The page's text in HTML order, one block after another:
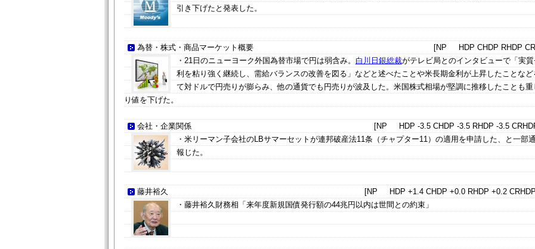
引き下げたと発表した。
為替・株式・商品マーケット概要
[NP HDP CHDP RHDP
・21日のニューヨーク外国為替市場で円は弱含み。 白川日銀総裁がテレビ局とのインタビューで「実
利を粘り強く継続し、需給バランスの改善を図る」などと述べたことや米長期金利が上昇したことなど
て対ドルで円売りが膨らみ、他の通貨でも円売りが波及した。米国株式相場が堅調に推移したことも重
り値を下げた。
会社・企業関係
[NP HDP -3.5 CHDP -3.5 RHDP -3.5
・米リーマン子会社のLBサマーセットが連邦破産法11条（チャプター11）の適用を申請した、と一部
報じた。
藤井裕久
[NP HDP +1.4 CHDP +0.0 RHDP +0.2
・藤井裕久財務相「来年度新規国債発行額の44兆円以内は世間との約束」